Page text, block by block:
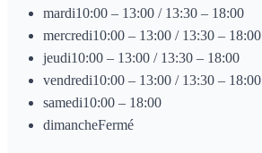
mardi10:00 – 13:00 / 13:30 – 18:00
mercredi10:00 – 13:00 / 13:30 – 18:00
jeudi10:00 – 13:00 / 13:30 – 18:00
vendredi10:00 – 13:00 / 13:30 – 18:00
samedi10:00 – 18:00
dimancheFermé